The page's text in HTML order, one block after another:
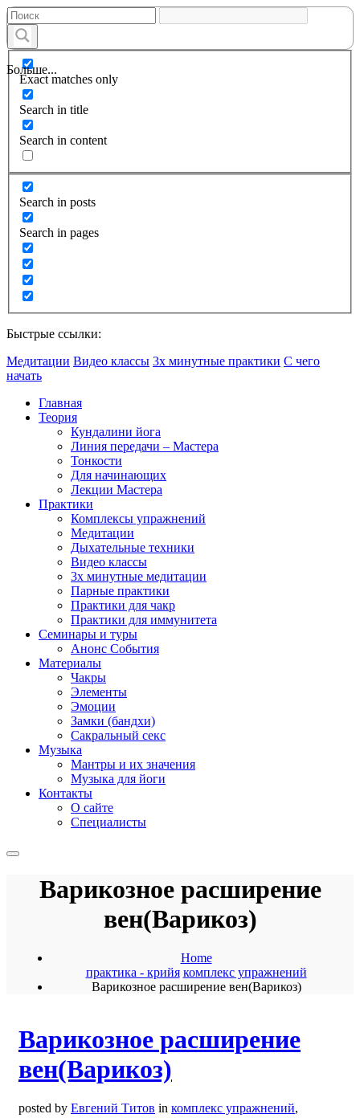
Больше...
Exact matches only
Search in title
Search in content
Search in posts
Search in pages
Быстрые ссылки:
Медитации Видео классы 3х минутные практики С чего
начать
Главная
Теория
Кундалини йога
Линия передачи – Мастера
Тонкости
Для начинающих
Лекции Мастера
Практики
Комплексы упражнений
Медитации
Дыхательные техники
Видео классы
3х минутные медитации
Парные практики
Практики для чакр
Практики для иммунитета
Семинары и туры
Анонс События
Материалы
Чакры
Элементы
Эмоции
Замки (бандхи)
Сакральный секс
Музыка
Мантры и их значения
Музыка для йоги
Контакты
О сайте
Специалисты
Варикозное расширение
вен(Варикоз)
Home
практика - крийя комплекс упражнений
Варикозное расширение вен(Варикоз)
Варикозное расширение
вен(Варикоз)
posted by Евгений Титов in комплекс упражнений,